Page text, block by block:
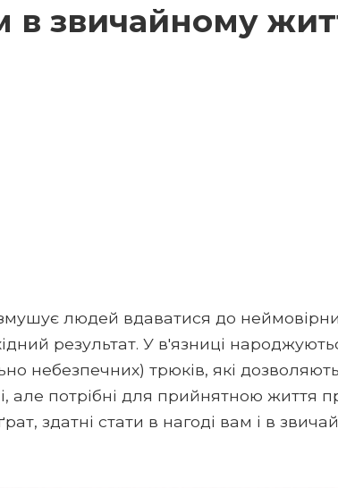
в звичайному
людей вдаватися до
результат. У в'язниці
небезпечних) трюків, які
але потрібні для прийнятною життя
здатні стати в нагоді вам і в